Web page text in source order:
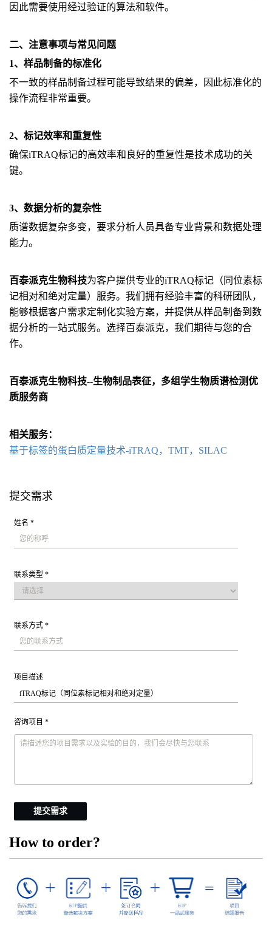
因此需要使用经过验证的算法和软件。
二、注意事项与常见问题
1、样品制备的标准化
不一致的样品制备过程可能导致结果的偏差，因此标准化的
操作流程非常重要。
2、标记效率和重复性
确保iTRAQ标记的高效率和良好的重复性是技术成功的关
键。
3、数据分析的复杂性
质谱数据复杂多变，要求分析人员具备专业背景和数据处理
能力。
百泰派克生物科技为客户提供专业的iTRAQ标记（同位素标
记相对和绝对定量）服务。我们拥有经验丰富的科研团队，
能够根据客户需求定制化实验方案，并提供从样品制备到数
据分析的一站式服务。选择百泰派克，我们期待与您的合
作。
百泰派克生物科技--生物制品表征，多组学生物质谱检测优
质服务商
相关服务：
基于标签的蛋白质定量技术-iTRAQ，TMT，SILAC
提交需求
姓名 *
联系类型 *
联系方式 *
项目描述
咨询项目 *
提交需求
How to order?